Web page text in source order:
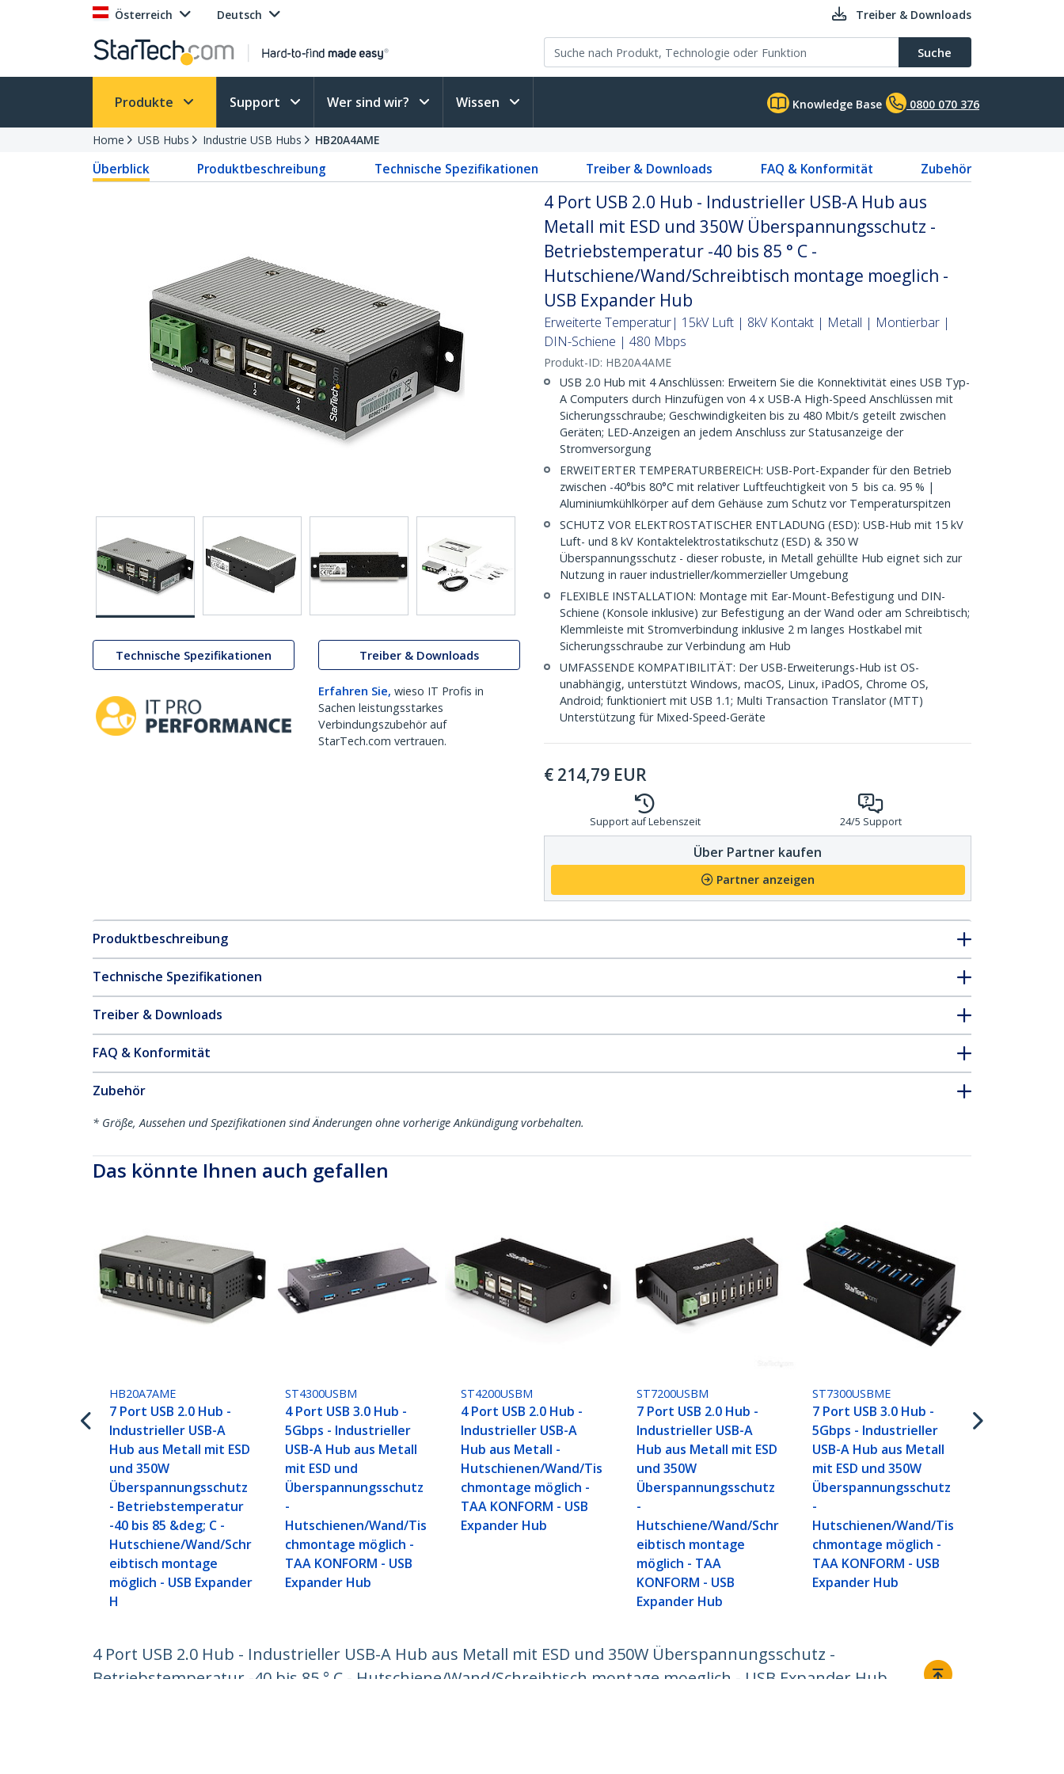
Österreich Deutsch Treiber & Downloads
Suche
Produkte Support Wer sind wir? Wissen Knowledge Base 0800 070 376
Home USB Hubs Industrie USB Hubs HB20A4AME
Überblick Produktbeschreibung Technische Spezifikationen Treiber & Downloads FAQ & Konformität Zubehör
Technische Spezifikationen Treiber & Downloads
Erfahren Sie, wieso IT Profis in
Sachen leistungsstarkes
Verbindungszubehör auf
StarTech.com vertrauen.
4 Port USB 2.0 Hub - Industrieller USB-A Hub aus
Metall mit ESD und 350W Überspannungsschutz -
Betriebstemperatur -40 bis 85 ° C -
Hutschiene/Wand/Schreibtisch montage moeglich -
USB Expander Hub
Erweiterte Temperatur| 15kV Luft | 8kV Kontakt | Metall | Montierbar |
DIN-Schiene | 480 Mbps
Produkt-ID: HB20A4AME
USB 2.0 Hub mit 4 Anschlüssen: Erweitern Sie die Konnektivität eines USB Typ-
A Computers durch Hinzufügen von 4 x USB-A High-Speed Anschlüssen mit
Sicherungsschraube; Geschwindigkeiten bis zu 480 Mbit/s geteilt zwischen
Geräten; LED-Anzeigen an jedem Anschluss zur Statusanzeige der
Stromversorgung
ERWEITERTER TEMPERATURBEREICH: USB-Port-Expander für den Betrieb
zwischen -40°bis 80°C mit relativer Luftfeuchtigkeit von 5 bis ca. 95 % |
Aluminiumkühlkörper auf dem Gehäuse zum Schutz vor Temperaturspitzen
SCHUTZ VOR ELEKTROSTATISCHER ENTLADUNG (ESD): USB-Hub mit 15 kV
Luft- und 8 kV Kontaktelektrostatikschutz (ESD) & 350 W
Überspannungsschutz - dieser robuste, in Metall gehüllte Hub eignet sich zur
Nutzung in rauer industrieller/kommerzieller Umgebung
FLEXIBLE INSTALLATION: Montage mit Ear-Mount-Befestigung und DIN-
Schiene (Konsole inklusive) zur Befestigung an der Wand oder am Schreibtisch;
Klemmleiste mit Stromverbindung inklusive 2 m langes Hostkabel mit
Sicherungsschraube zur Verbindung am Hub
UMFASSENDE KOMPATIBILITÄT: Der USB-Erweiterungs-Hub ist OS-
unabhängig, unterstützt Windows, macOS, Linux, iPadOS, Chrome OS,
Android; funktioniert mit USB 1.1; Multi Transaction Translator (MTT)
Unterstützung für Mixed-Speed-Geräte
€ 214,79 EUR
Support auf Lebenszeit 24/5 Support
Über Partner kaufen
Partner anzeigen
Produktbeschreibung
Technische Spezifikationen
Treiber & Downloads
FAQ & Konformität
Zubehör
* Größe, Aussehen und Spezifikationen sind Änderungen ohne vorherige Ankündigung vorbehalten.
Das könnte Ihnen auch gefallen
HB20A7AME
7 Port USB 2.0 Hub -
Industrieller USB-A
Hub aus Metall mit ESD
und 350W
Überspannungsschutz
- Betriebstemperatur
-40 bis 85 &deg; C -
Hutschiene/Wand/Schr
eibtisch montage
möglich - USB Expander
H
ST4300USBM
4 Port USB 3.0 Hub -
5Gbps - Industrieller
USB-A Hub aus Metall
mit ESD und
Überspannungsschutz
-
Hutschienen/Wand/Tis
chmontage möglich -
TAA KONFORM - USB
Expander Hub
ST4200USBM
4 Port USB 2.0 Hub -
Industrieller USB-A
Hub aus Metall -
Hutschienen/Wand/Tis
chmontage möglich -
TAA KONFORM - USB
Expander Hub
ST7200USBM
7 Port USB 2.0 Hub -
Industrieller USB-A
Hub aus Metall mit ESD
und 350W
Überspannungsschutz
-
Hutschiene/Wand/Schr
eibtisch montage
möglich - TAA
KONFORM - USB
Expander Hub
ST7300USBME
7 Port USB 3.0 Hub -
5Gbps - Industrieller
USB-A Hub aus Metall
mit ESD und 350W
Überspannungsschutz
-
Hutschienen/Wand/Tis
chmontage möglich -
TAA KONFORM - USB
Expander Hub
4 Port USB 2.0 Hub - Industrieller USB-A Hub aus Metall mit ESD und 350W Überspannungsschutz -
Betriebstemperatur -40 bis 85 ° C - Hutschiene/Wand/Schreibtisch montage moeglich - USB Expander Hub